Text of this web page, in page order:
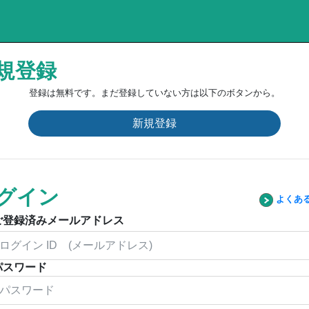
登録
登録は無料です。まだ登録していない方は以下のボタンから。
新規登録
イン よくあ
登録済みメールアドレス
スワード